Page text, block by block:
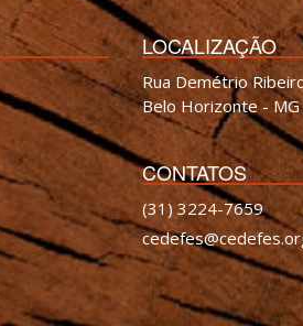
LOCALIZAÇÃO
Rua Demétrio
Belo Horizonte -
CONTATOS
(31) 3224-7659